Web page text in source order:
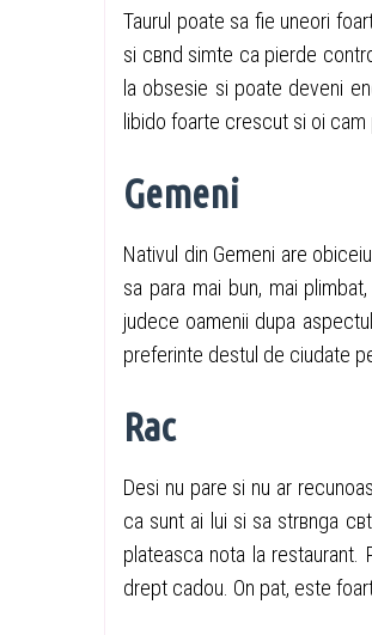
Taurul poate sa fie uneori
si cвnd simte ca pierde
la obsesie si poate deveni
libido foarte crescut si оi cam
Gemeni
Nativul din Gemeni are
sa para mai bun, mai
judece oamenii dupa
preferinte destul de ciudate
Rac
Desi nu pare si nu ar
ca sunt ai lui si sa strвnga
plateasca nota la
drept cadou. Оn pat, este